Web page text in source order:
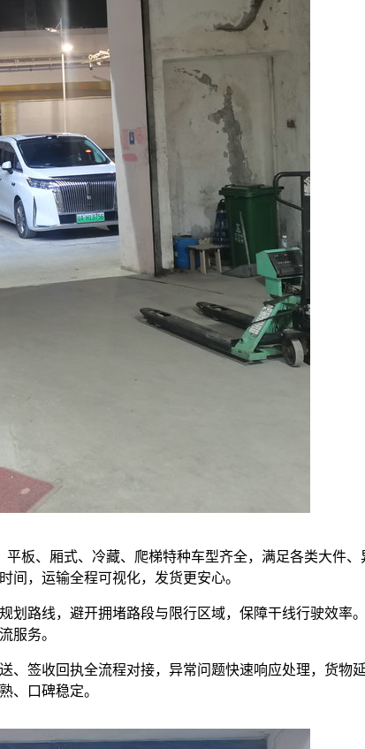
板、厢式、冷藏、爬梯特种车型齐全，满足各类大件
间，运输全程可视化，发货更安心。
路线，避开拥堵路段与限行区域，保障干线行驶效率
服务。
、签收回执全流程对接，异常问题快速响应处理，货
、口碑稳定。